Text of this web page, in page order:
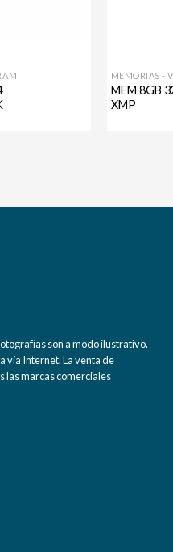
MEMORIAS -
MEM 8GB
XMP
son a modo ilustrativo.
vía Internet. La venta de
las marcas comerciales